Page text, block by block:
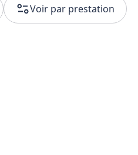
Voir par prestation